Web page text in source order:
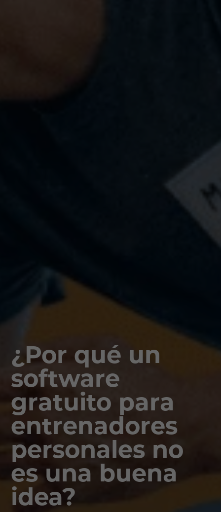
¿Por qué un
software
gratuito para
entrenadores
personales no
es una buena
idea?